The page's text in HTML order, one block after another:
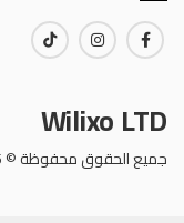
Wilixo LTD
جميع الحقوق محفوظة © 2025